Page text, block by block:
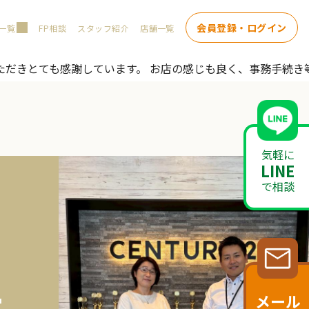
覧 FP相談 スタッフ紹介 店舗一覧 会員登録・ログイン
きとても感謝しています。 お店の感じも良く、事務手続
気軽に
LINE
で相談
メール